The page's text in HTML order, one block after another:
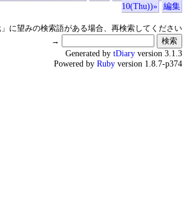
10(Thu))»
編集
に望みの検索語がある場合、再検索してください
→
Generated by tDiary version 3.1.3
Powered by Ruby version 1.8.7-p374